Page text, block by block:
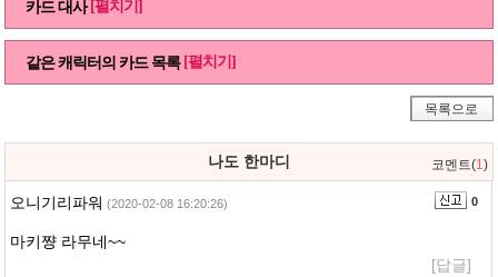
카드 대사 [펼치기]
같은 캐릭터의 카드 목록 [펼치기]
목록으로
나도 한마디 코멘트(1)
오니기리파워 (2020-02-08 16:20:26) 0
마키쨩 라무네~~
[답글]